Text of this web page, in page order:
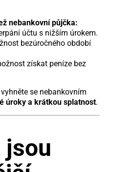
nebankovní půjčka:
účtu s nižším úrokem.
bezúročného období
získat peníze bez
se nebankovním
úroky a krátkou splatnost.
jsou